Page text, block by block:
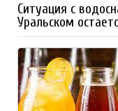
Ситуация с
Уральском